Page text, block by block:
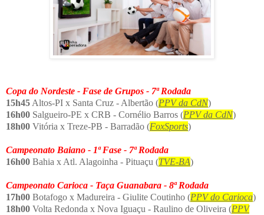
Copa do Nordeste - Fase de Grupos - 7ª Rodada
15h45Altos-PI x Santa Cruz - Albertão (PPV da CdN)
16h00 Salgueiro-PE x CRB - Cornélio Barros (PPV da CdN)
18h00 Vitória x Treze-PB - Barradão (FoxSports)
Campeonato Baiano - 1ª Fase - 7ª Rodada
16h00 Bahia x Atl. Alagoinha - Pituaçu (TVE-BA)
Campeonato Carioca - Taça Guanabara - 8ª Rodada
17h00 Botafogo x Madureira - Giulite Coutinho (PPV do Carioca)
18h00 Volta Redonda x Nova Iguaçu - Raulino de Oliveira (PPV